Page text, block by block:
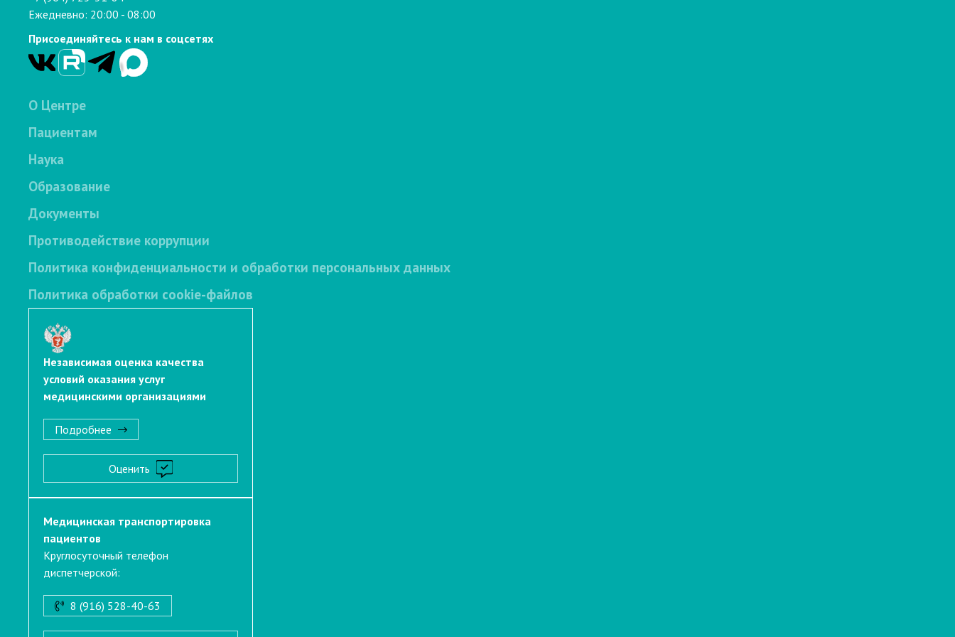
Ежедневно: 20:00 - 08:00
Присоединяйтесь к нам в соцсетях
О Центре
Пациентам
Наука
Образование
Документы
Противодействие коррупции
Политика конфиденциальности и обработки персональных данных
Политика обработки cookie-файлов
Независимая оценка качества
условий оказания услуг
медицинскими организациями
Подробнее
Оценить
Медицинская транспортировка
пациентов
Круглосуточный телефон
диспетчерской:
8 (916) 528-40-63